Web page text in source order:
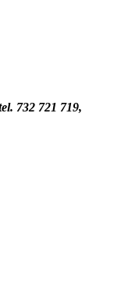
732 721 719,